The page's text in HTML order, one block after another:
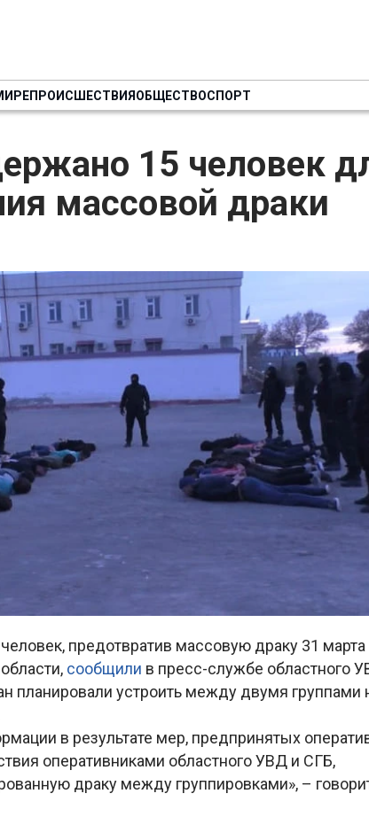
ПРОИСШЕСТВИЯОБЩЕСТВОСПОРТ
15 человек
массовой драки
предотвратив массовую драку 31 марта
сообщили в пресс-службе областного
планировали устроить между двумя группами
в результате мер, предпринятых
оперативниками областного УВД и СГБ,
драку между группировками», –